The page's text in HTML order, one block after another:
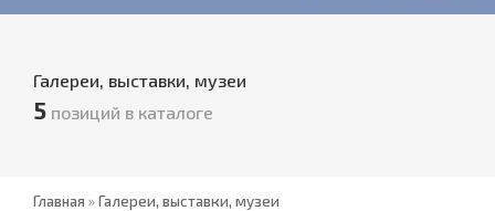
Галереи, выставки, музеи
5 позиций в каталоге
Главная »Галереи, выставки, музеи